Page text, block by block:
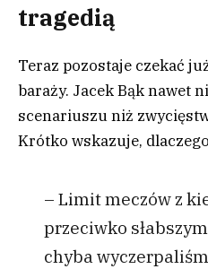
tragedią
Teraz pozostaje czekać
baraży. Jacek Bąk nawet
scenariuszu niż
Krótko wskazuje,
– Limit meczów z
przeciwko
chyba